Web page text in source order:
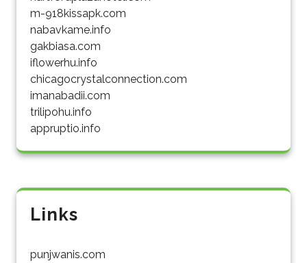
m-918kissapk.com
nabavkame.info
gakbiasa.com
iflowerhu.info
chicagocrystalconnection.com
imanabadii.com
trilipohu.info
appruptio.info
Links
punjwanis.com